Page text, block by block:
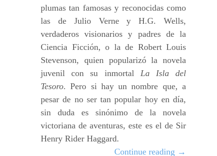
plumas tan famosas y reconocidas como
las de Julio Verne y H.G. Wells,
verdaderos visionarios y padres de la
Ciencia Ficción, o la de Robert Louis
Stevenson, quien popularizó la novela
juvenil con su inmortal La Isla del
Tesoro. Pero si hay un nombre que, a
pesar de no ser tan popular hoy en día,
sin duda es sinónimo de la novela
victoriana de aventuras, este es el de Sir
Henry Rider Haggard.
Continue reading →